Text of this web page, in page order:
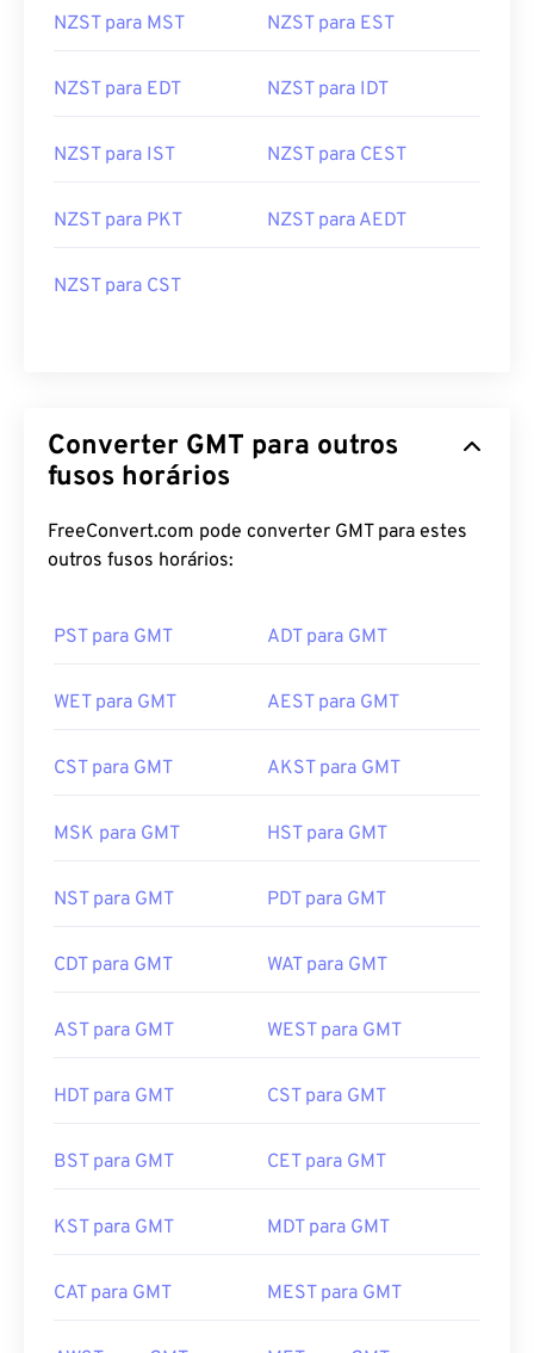
NZST para MST NZST para EST
NZST para EDT NZST para IDT
NZST para IST NZST para CEST
NZST para PKT NZST para AEDT
NZST para CST
Converter GMT para outros
fusos horários
FreeConvert.com pode converter GMT para estes
outros fusos horários:
PST para GMT ADT para GMT
WET para GMT AEST para GMT
CST para GMT AKST para GMT
MSK para GMT HST para GMT
NST para GMT PDT para GMT
CDT para GMT WAT para GMT
AST para GMT WEST para GMT
HDT para GMT CST para GMT
BST para GMT CET para GMT
KST para GMT MDT para GMT
CAT para GMT MEST para GMT